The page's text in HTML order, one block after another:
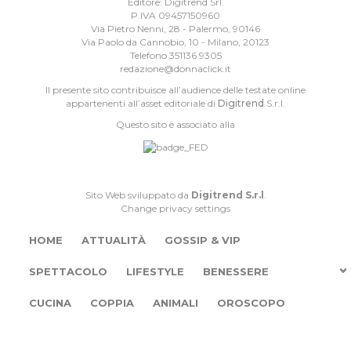
P.IVA 09457150960
Via Pietro Nenni, 28 - Palermo, 90146
Via Paolo da Cannobio, 10 - Milano, 20123
Telefono 351136 9305
redazione@donnaclick.it
Il presente sito contribuisce all’audience delle testate online
appartenenti all’asset editoriale di Digitrend S.r.l.
Questo sito è associato alla
Sito Web sviluppato da Digitrend S.r.l
Change privacy settings
HOME ATTUALITÀ GOSSIP & VIP
SPETTACOLO LIFESTYLE BENESSERE
CUCINA COPPIA ANIMALI OROSCOPO